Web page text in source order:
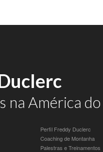
na América
Perfil Freddy Duclerc
Coaching de Montanha
Palestras e Treinamentos